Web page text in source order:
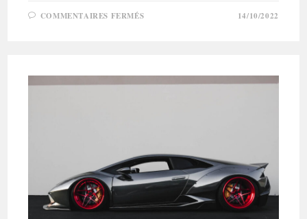
COMMENTAIRES FERMÉSSUR
UN
BON
14/10/2022